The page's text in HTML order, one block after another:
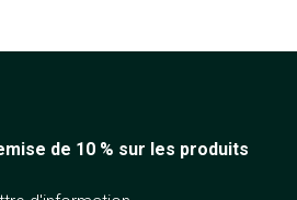
de 10 % sur les produits